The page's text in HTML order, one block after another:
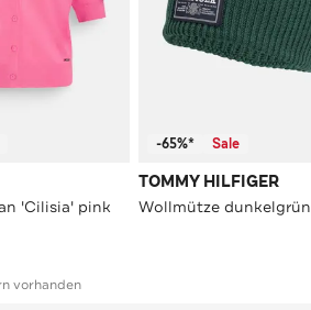
'Cilisia' pink
-65%* Sale
TOMMY HILFIGER
Wollmütze dunkelgrün
vorhanden